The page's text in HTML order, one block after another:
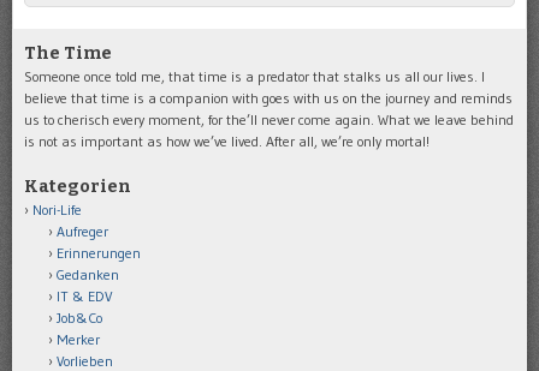
The Time
Someone once told me, that time is a predator that stalks us all our lives. I
believe that time is a companion with goes with us on the journey and reminds
us to cherisch every moment, for the’ll never come again. What we leave behind
is not as important as how we’ve lived. After all, we’re only mortal!
Kategorien
Nori-Life
Aufreger
Erinnerungen
Gedanken
IT & EDV
Job&Co
Merker
Vorlieben